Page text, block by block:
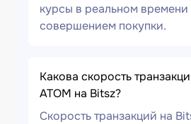
курсы в реальном времени
совершением покупки.
Какова скорость
ATOM на Bitsz?
Скорость транзакций на